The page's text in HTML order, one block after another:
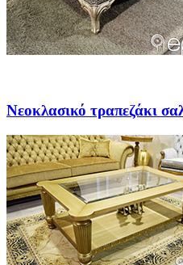
Νεοκλασικό τραπεζάκι